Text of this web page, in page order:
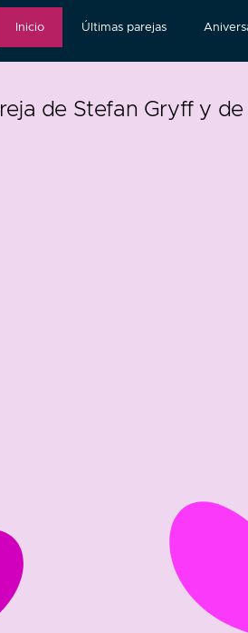
Inicio Últimas parejas
de Stefan Gryff y